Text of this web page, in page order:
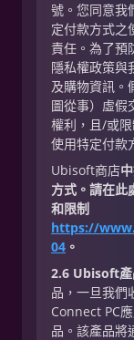
號。您同意我
定付款方式之
責任。為了預
隱私權政策與
及購物資訊。
圖從事）虛假
權利，且/或
使用特定付款
Ubisoft商店
方式。請在此
和限制
https://
04 。
2.6 Ubisoft產
品，一旦我們
Connect PC
品。該產品將